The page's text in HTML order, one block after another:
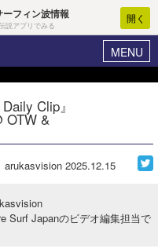
フィン波情報
説アプリでみる
開く
MENU
マイホーム
波予想ツール
Clip』
OTW &
arukasvision 2025.12.15
Surf Japanのビデオ編集担当で
グッズ
メ